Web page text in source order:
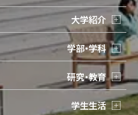
大学紹介
学部・学科
研究・教育
学生生活